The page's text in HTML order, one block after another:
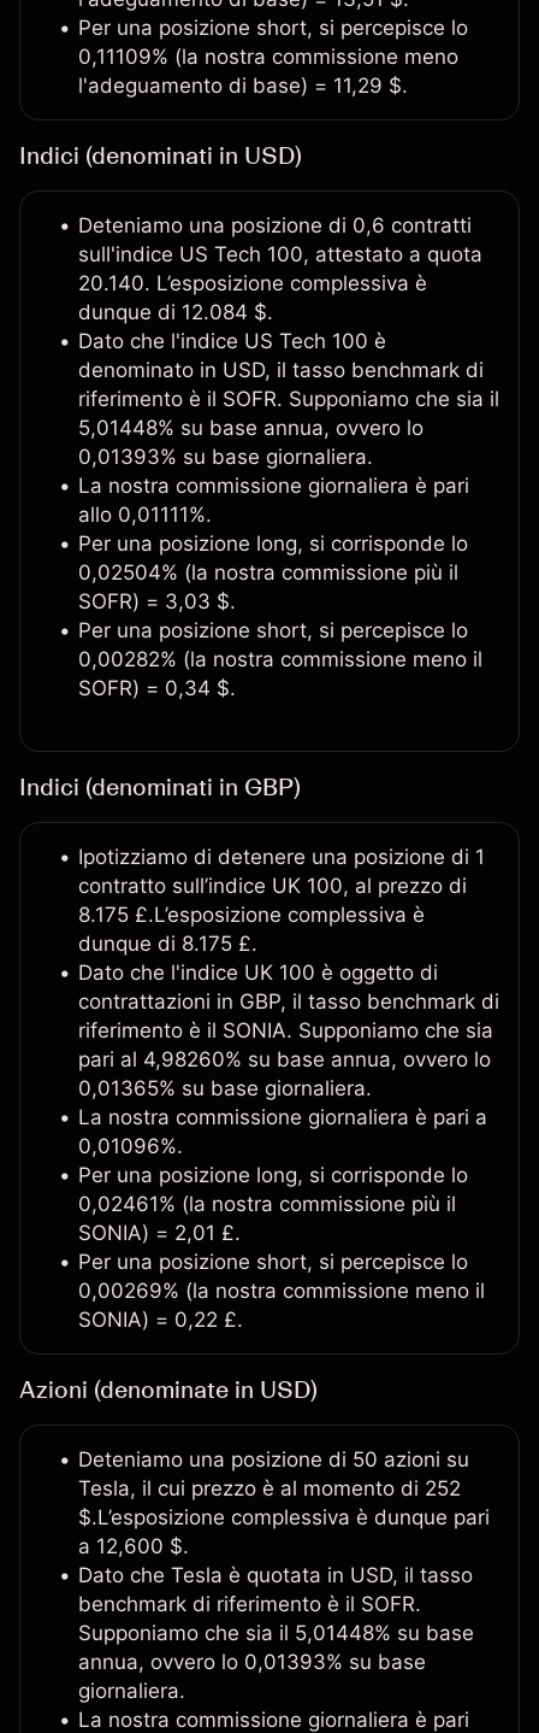
Per una posizione short, si percepisce lo
0,11109% (la nostra commissione meno
l'adeguamento di base) = 11,29 $.
Indici (denominati in USD)
Deteniamo una posizione di 0,6 contratti
sull'indice US Tech 100, attestato a quota
20.140. L’esposizione complessiva è
dunque di 12.084 $.
Dato che l'indice US Tech 100 è
denominato in USD, il tasso benchmark di
riferimento è il SOFR. Supponiamo che sia il
5,01448% su base annua, ovvero lo
0,01393% su base giornaliera.
La nostra commissione giornaliera è pari
allo 0,01111%.
Per una posizione long, si corrisponde lo
0,02504% (la nostra commissione più il
SOFR) = 3,03 $.
Per una posizione short, si percepisce lo
0,00282% (la nostra commissione meno il
SOFR) = 0,34 $.
Indici (denominati in GBP)
Ipotizziamo di detenere una posizione di 1
contratto sull’indice UK 100, al prezzo di
8.175 £.L’esposizione complessiva è
dunque di 8.175 £.
Dato che l'indice UK 100 è oggetto di
contrattazioni in GBP, il tasso benchmark di
riferimento è il SONIA. Supponiamo che sia
pari al 4,98260% su base annua, ovvero lo
0,01365% su base giornaliera.
La nostra commissione giornaliera è pari a
0,01096%.
Per una posizione long, si corrisponde lo
0,02461% (la nostra commissione più il
SONIA) = 2,01 £.
Per una posizione short, si percepisce lo
0,00269% (la nostra commissione meno il
SONIA) = 0,22 £.
Azioni (denominate in USD)
Deteniamo una posizione di 50 azioni su
Tesla, il cui prezzo è al momento di 252
$.L’esposizione complessiva è dunque pari
a 12,600 $.
Dato che Tesla è quotata in USD, il tasso
benchmark di riferimento è il SOFR.
Supponiamo che sia il 5,01448% su base
annua, ovvero lo 0,01393% su base
giornaliera.
La nostra commissione giornaliera è pari